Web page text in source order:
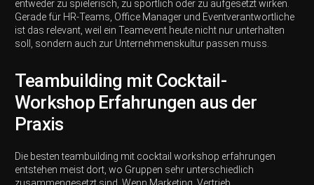
entweder zu spielerisch, zu sportlich oder zu aufgesetzt wirken.
Gerade für HR-Teams, Office Manager und Eventverantwortliche
ist das relevant, weil ein Teamevent heute nicht nur unterhalten
soll, sondern auch zur Unternehmenskultur passen muss.
Teambuilding mit Cocktail-
Workshop Erfahrungen aus der
Praxis
Die besten teambuilding mit cocktail workshop erfahrungen
entstehen meist dort, wo Gruppen sehr unterschiedlich